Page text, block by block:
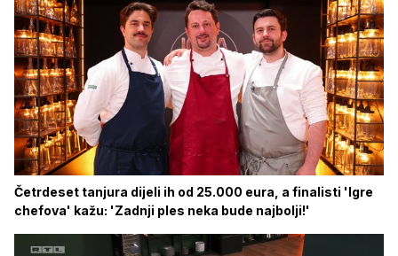
Četrdeset tanjura dijeli ih od 25.000 eura, a finalisti 'Igre
chefova' kažu: 'Zadnji ples neka bude najbolji!'